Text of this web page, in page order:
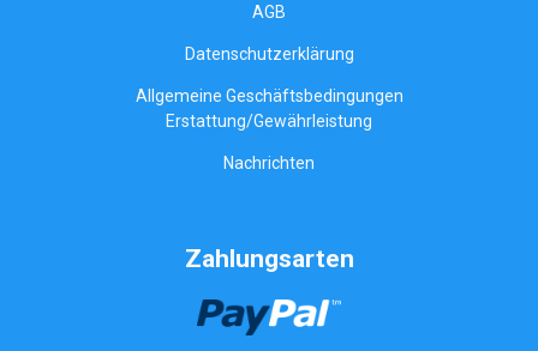
AGB
Datenschutzerklärung
Allgemeine Geschäftsbedingungen
Erstattung/Gewährleistung
Nachrichten
Zahlungsarten